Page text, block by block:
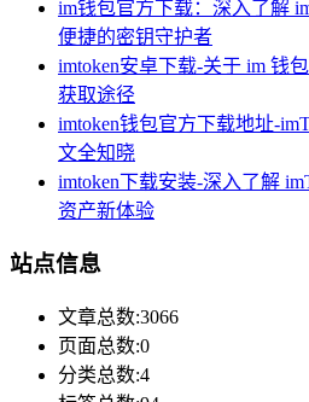
im钱包官方下载：深入了解
便捷的密钥守护者
imtoken安卓下载-关于 im 钱
获取途径
imtoken钱包官方下载地址-
文全知晓
imtoken下载安装-深入了解
资产新体验
站点信息
文章总数:3066
页面总数:0
分类总数:4